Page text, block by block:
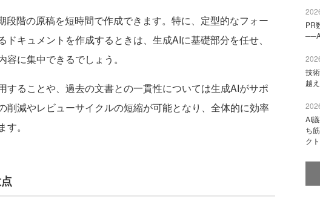
階の原稿を短時間で作成できます。特に、定型的なフォー
ドキュメントを作成するときは、生成AIに基礎部分を任せ、
に集中できるでしょう。
することや、過去の文書との一貫性については生成AIがサポ
削減やレビューサイクルの短縮が可能となり、全体的に効率
。
PR
技
越
AI
ち
ク